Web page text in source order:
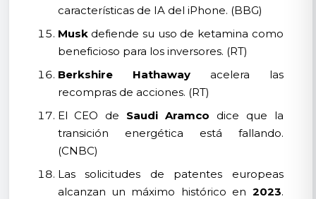
características de IA del iPhone. (BBG)
Muskdefiende su uso de ketamina como
beneficioso para los inversores. (RT)
Berkshire Hathawayacelera las
recompras de acciones. (RT)
El CEO de Saudi Aramco dice que la
transición energética está fallando.
(CNBC)
Las solicitudes de patentes europeas
alcanzan un máximo histórico en 2023.